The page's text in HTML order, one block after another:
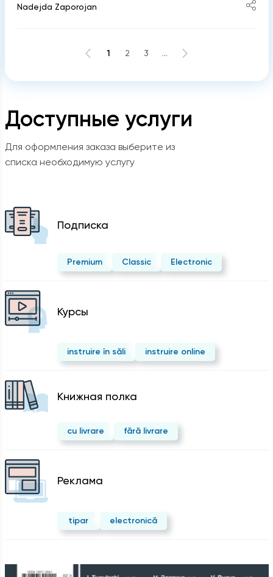
Доступные услуги
Для оформления заказа выберите из
списка необходимую услугу
Подписка
Premium Classic Electronic
Курсы
instruire în săli instruire online
Kнижная полка
cu livrare fără livrare
Реклама
tipar electronică
Nadejda Zaporojan
1 2 3 ...